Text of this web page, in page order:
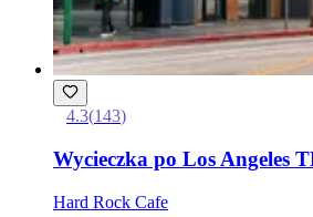
4.3(143)
Wycieczka po Los Angeles
Hard Rock Cafe